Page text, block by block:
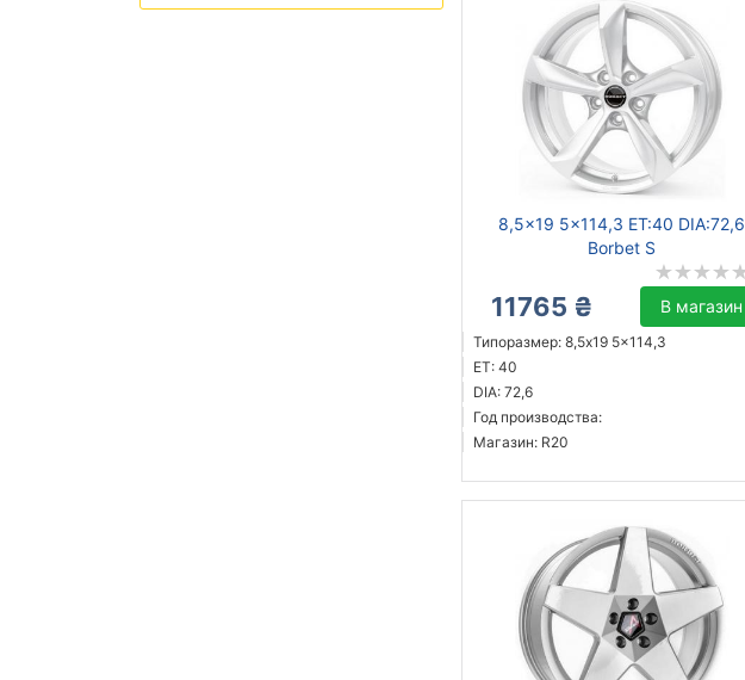
8,5x19 5x114,3 ET:40 DIA:72,6
Borbet S
11765 ₴ В магазин
Типоразмер: 8,5x19 5x114,3
ET: 40
DIA: 72,6
Год производства:
Магазин: R20